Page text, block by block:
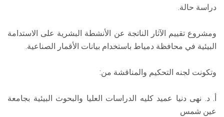
دراسة حالة.
ومشروع تقييم الآثار الناتجة عن الأنشطة البشرية على الاستدامة
البيئية في محافظة دمياط باستخدام بيانات الأقمار الصناعية.
وتكونت لجنه التحكيم والمناقشة من:
أ. د. نهى دنيا عميد كليه الدراسات العليا والبحوث البيئية بجامعة
عين شمس